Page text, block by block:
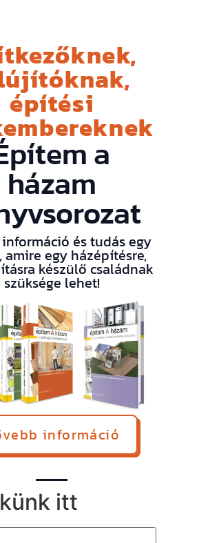
építési
a
házam
és tudás egy
amire egy házépítésre,
készülő családnak
szüksége lehet!
információ
itt